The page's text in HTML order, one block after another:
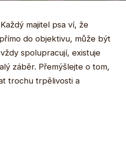
majitel psa ví, že
do objektivu, může být
spolupracují, existuje
záběr. Přemýšlejte o tom,
trochu trpělivosti a